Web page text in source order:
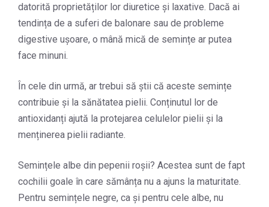
datorită proprietăților lor diuretice și laxative. Dacă ai
tendința de a suferi de balonare sau de probleme
digestive ușoare, o mână mică de semințe ar putea
face minuni.
În cele din urmă, ar trebui să știi că aceste semințe
contribuie și la sănătatea pielii. Conținutul lor de
antioxidanți ajută la protejarea celulelor pielii și la
menținerea pielii radiante.
Semințele albe din pepenii roșii? Acestea sunt de fapt
cochilii goale în care sămânța nu a ajuns la maturitate.
Pentru semințele negre, ca și pentru cele albe, nu